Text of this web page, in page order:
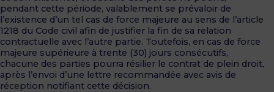
pendant cette période, valablement se prévaloir de
l’existence d’un tel cas de force majeure au sens de l’article
1218 du Code civil afin de justifier la fin de sa relation
contractuelle avec l’autre partie. Toutefois, en cas de force
majeure supérieure à trente (30) jours consécutifs,
chacune des parties pourra résilier le contrat de plein droit,
après l’envoi d’une lettre recommandée avec avis de
réception notifiant cette décision.